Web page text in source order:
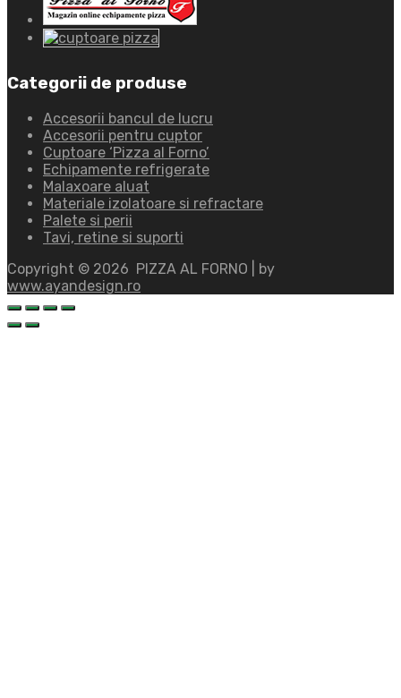
Categorii de produse
Accesorii bancul de lucru
Accesorii pentru cuptor
Cuptoare ‘Pizza al Forno’
Echipamente refrigerate
Malaxoare aluat
Materiale izolatoare si refractare
Palete si perii
Tavi, retine si suporti
Copyright © 2026 PIZZA AL FORNO | by
www.ayandesign.ro